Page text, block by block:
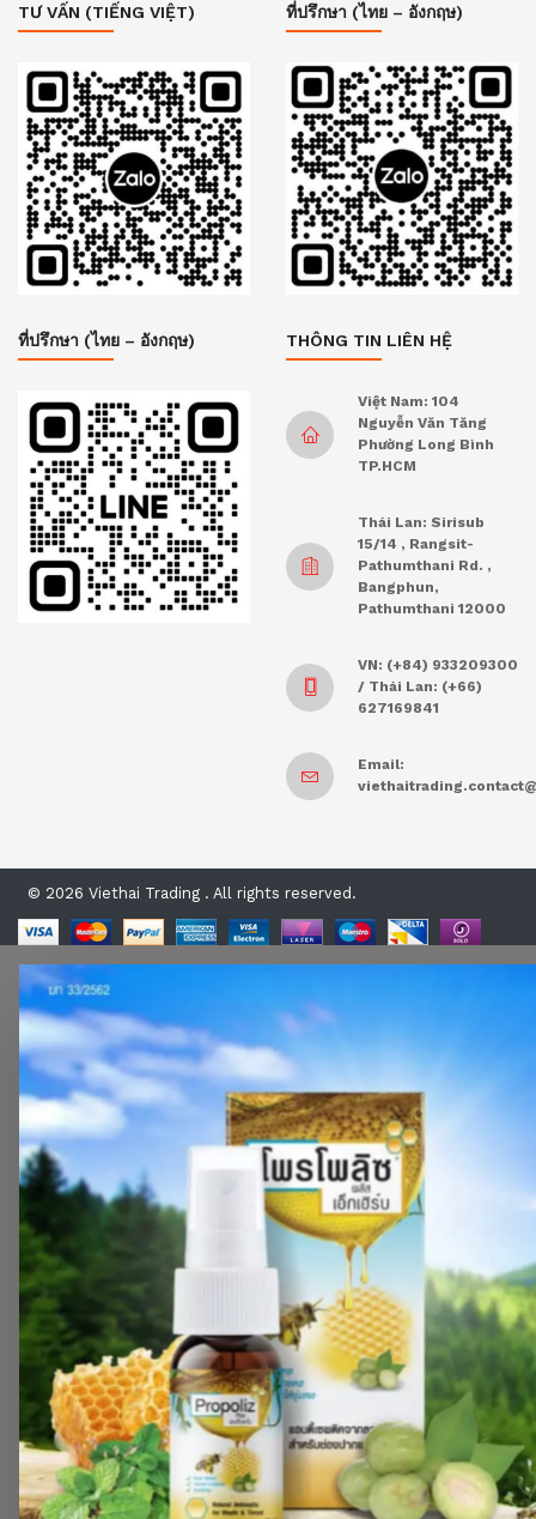
TƯ VẤN (TIẾNG VIỆT) ที่ปรึกษา (ไทย – อังกฤษ)
ที่ปรึกษา (ไทย – อังกฤษ) THÔNG TIN LIÊN HỆ
Việt Nam: 104
Nguyễn Văn Tăng
Phường Long Bình
TP.HCM
Thái Lan: Sirisub
15/14 , Rangsit-
Pathumthani Rd. ,
Bangphun,
Pathumthani 12000
VN: (+84) 933209300
/ Thái Lan: (+66)
627169841
Email:
© 2026 Viethai Trading . All rights reserved.